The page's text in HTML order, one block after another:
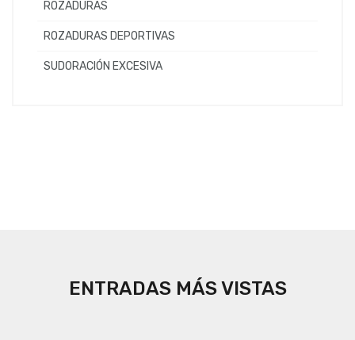
ROZADURAS
ROZADURAS DEPORTIVAS
SUDORACIÓN EXCESIVA
ENTRADAS MÁS VISTAS